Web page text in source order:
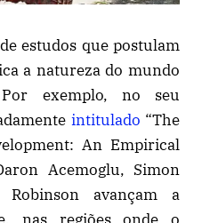
estudos que postulam
a natureza do mundo
Por exemplo, no seu
intitulado “The
An Empirical
Acemoglu, Simon
avançam a